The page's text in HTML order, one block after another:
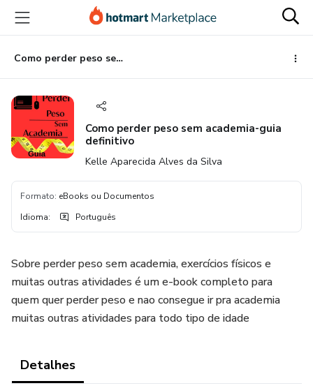
para
conteúdo
principal
para
pagamento
para
rodapé
Como perder peso sem academia-guia definitivo
Como perder peso sem academia-guia
definitivo
Kelle Aparecida Alves da Silva
Formato: eBooks ou Documentos
Idioma: Português
Sobre perder peso sem academia, exercícios físicos e
muitas outras atividades é um e-book completo para
quem quer perder peso e nao consegue ir pra academia
muitas outras atividades para todo tipo de idade
Detalhes